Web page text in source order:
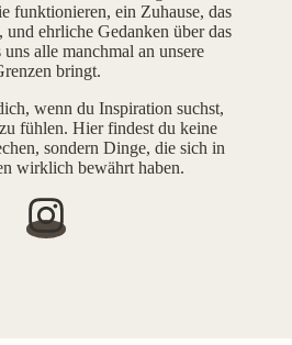
funktionieren, ein Zuhause, das
und ehrliche Gedanken über das
alle manchmal an unsere
bringt.
wenn du Inspiration suchst,
fühlen. Hier findest du keine
sondern Dinge, die sich in
wirklich bewährt haben.